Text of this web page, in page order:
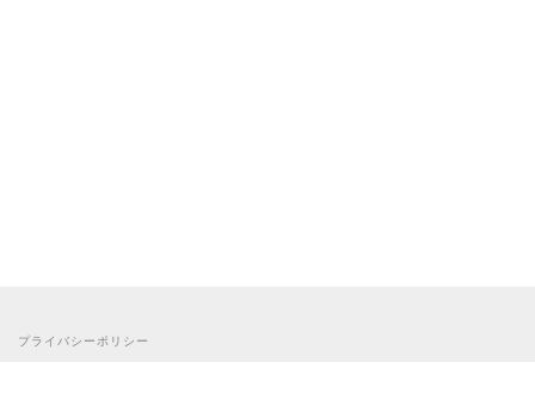
プライバシーポリシー